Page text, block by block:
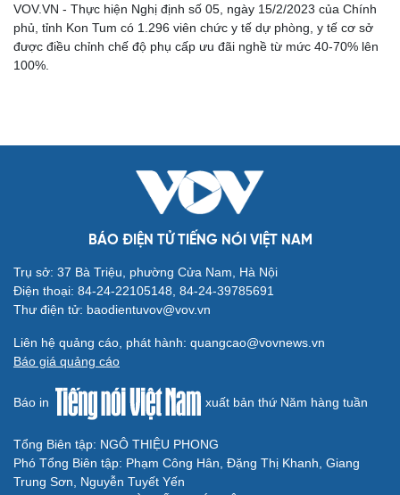
VOV.VN - Thực hiện Nghị định số 05, ngày 15/2/2023 của Chính
phủ, tỉnh Kon Tum có 1.296 viên chức y tế dự phòng, y tế cơ sở
được điều chỉnh chế độ phụ cấp ưu đãi nghề từ mức 40-70% lên
100%.
BÁO ĐIỆN TỬ TIẾNG NÓI VIỆT NAM
Trụ sở: 37 Bà Triệu, phường Cửa Nam, Hà Nội
Điện thoại: 84-24-22105148, 84-24-39785691
Thư điện tử: baodientuvov@vov.vn
Liên hệ quảng cáo, phát hành: quangcao@vovnews.vn
Báo giá quảng cáo
Báo in xuất bản thứ Năm hàng tuần
Tổng Biên tập: NGÔ THIỆU PHONG
Phó Tổng Biên tập: Phạm Công Hân, Đặng Thị Khanh, Giang
Trung Sơn, Nguyễn Tuyết Yến